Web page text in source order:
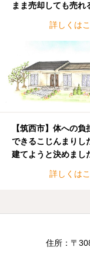
まま売却しても売れ
手放すのも・・・
詳しくは
【筑西市】体への負
できるこじんまりし
建てようと決めまし
詳しくは
住所：〒